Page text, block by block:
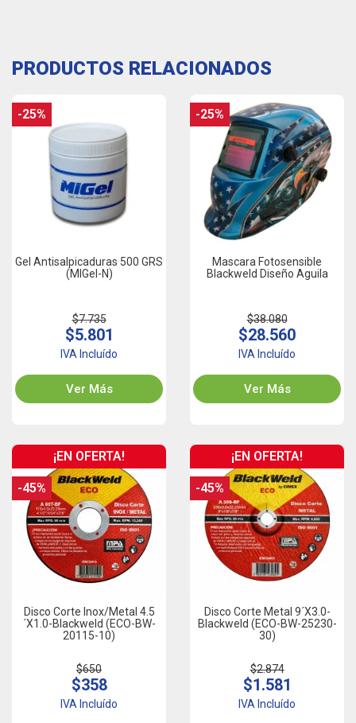
PRODUCTOS RELACIONADOS
Gel Antisalpicaduras 500 GRS
(MIGel-N)
$7.735
$5.801
IVA Incluído
Ver Más
-25%
Mascara Fotosensible
Blackweld Diseño Aguila
$38.080
$28.560
IVA Incluído
Ver Más
-25%
Disco Corte Inox/Metal 4.5
´x1.0-Blackweld (ECO-BW-
20115-10)
$650
$358
IVA Incluído
¡EN OFERTA!
-45%
Disco Corte Metal 9´x3.0-
Blackweld (ECO-BW-25230-
30)
$2.874
$1.581
IVA Incluído
¡EN OFERTA!
-45%